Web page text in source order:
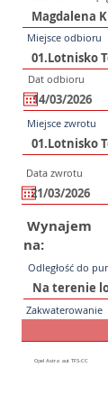
Miejsce odbioru
Dat odbioru
Miejsce zwrotu
Data zwrotu
Wynajem
na:
Odległość do
Zakwaterowanie